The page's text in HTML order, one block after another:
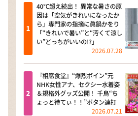
40℃超え続出！ 異常な暑さの原
因は「空気がきれいになったか
ら」専門家の指摘に眞鍋かをり
「“きれいで暑い”と“汚くて涼し
い”どっちがいいの!?」
2026.07.28
『相席食堂』“爆烈ボイン”元
NHK女性アナ、セクシー水着姿
＆規格外グッズ公開！ 千鳥“ち
ょっと待てぃ！！”ボタン連打
2026.07.21